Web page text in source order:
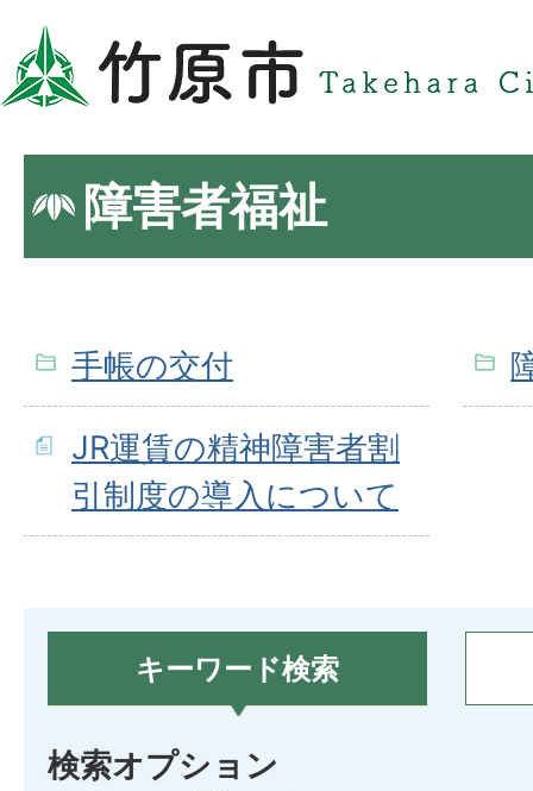
障害者福祉
手帳の交付
JR運賃の精神障害者割
引制度の導入について
キーワード検索
検索オプション